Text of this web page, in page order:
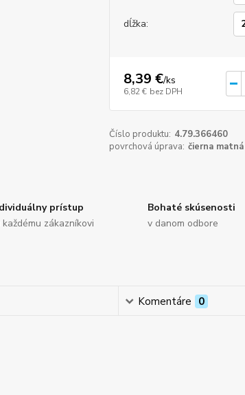
dĺžka:
8,39 €/ks
6,82 € bez DPH
Číslo produktu: 4.79.366460
povrchová úprava: čierna matná
prístup
každému zákazníkovi
Bohaté skúsenosti
v danom odbore
Komentáre 0